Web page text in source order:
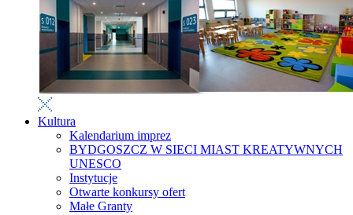
Kultura
Kalendarium imprez
BYDGOSZCZ W SIECI MIAST KREATYWNYCH
UNESCO
Instytucje
Otwarte konkursy ofert
Małe Granty